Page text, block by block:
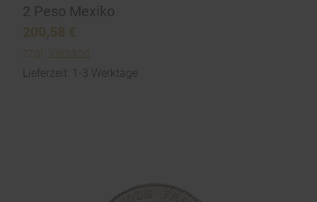
2 Peso Mexiko
200,58 €
zzgl.
Versand
Lieferzeit: 1-3 Werktage